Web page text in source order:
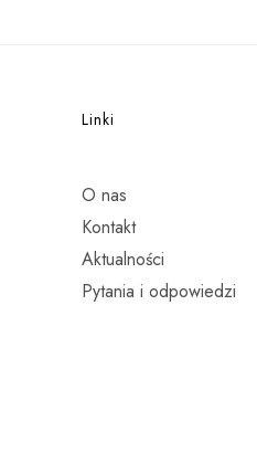
Linki
O nas
Kontakt
Aktualności
Pytania i odpowiedzi